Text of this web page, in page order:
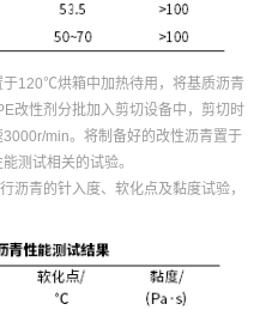
于120℃烘箱中加热待用，将基质沥青
改性剂分批加入剪切设备中，剪切时
min。将制备好的改性沥青置于
测试相关的试验。
沥青的针入度、软化点及黏度试验，